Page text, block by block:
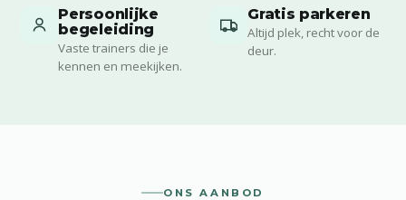
Persoonlijke
begeleiding
Vaste trainers die je
kennen en meekijken.
Gratis parkeren
Altijd plek, recht voor de
deur.
ONS AANBOD